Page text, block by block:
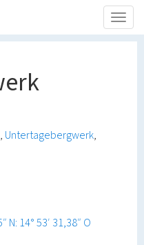
Untertagebergwerk
N: 14° 53′ 31,38″ O